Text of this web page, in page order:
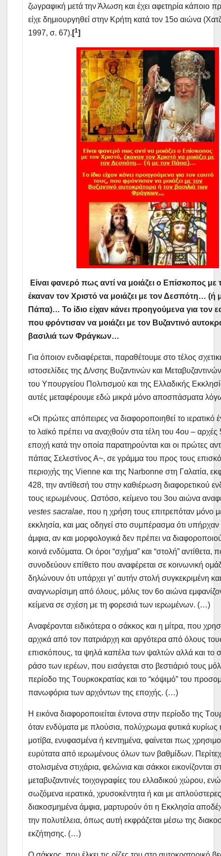
ζωγραφική μετά την Άλωση και έχει αφετηρία κάποιο
είχε δημιουργηθεί στην Κρήτη κατά τον 15ο αιώνα
1997, σ. 67). [1]
Είναι φανερό πως αντί να μοιάζει ο Επίσκοπος με
έκαναν τον Χριστό να μοιάζει με τον Δεσπότη… (ή
Πάπα)… Το ίδιο είχαν κάνει προηγούμενα για τον
που φρόντισαν να μοιάζει με τον Βυζαντινό
βασιλιά των Φράγκων…
Για όποιον ενδιαφέρεται, παραθέτουμε στο τέλος
ιστοσελίδες της Δ/νσης Βυζαντινών και
του Υπουργείου Πολιτισμού και της Ελλαδικής
αυτές μεταφέρουμε εδώ μικρά μόνο αποσπάσματα
«Oι πρώτες απόπειρες να διαφοροποιηθεί το ιερατικό
το λαϊκό πρέπει να αναχθούν στα τέλη του 4ου –
εποχή κατά την οποία παρατηρούνται και οι πρώτες
πάπας Σελεστίνος Α~, σε γράμμα του προς τους
περιοχής της Vienne και της Narbonne στη Γαλατία,
428, την αντίθεσή του στην καθιέρωση διαφορετικού
τους ιερωμένους. Ωστόσο, κείμενο του 3ου αιώνα
vestes sacralae, που η χρήση τους επιτρεπόταν μόνο
εκκλησία, και μας οδηγεί στο συμπέρασμα ότι υπήρχαν
άμφια, αν και μορφολογικά δεν πρέπει να
κοινά ενδύματα. Oι όροι “σχήμα” και “στολή” αντίθετα,
συνοδεύουν επίθετο που αναφέρεται σε κοινωνική
δηλώνουν ότι υπάρχει γι’ αυτήν στολή συγκεκριμένη
αναγνωρίσιμη από όλους, μόλις τον 6ο αιώνα
κείμενα σε σχέση με τη φορεσιά των ιερωμένων. (…)
Aναφέρονται ειδικότερα ο σάκκος και η μίτρα, που
αρχικά από τον πατριάρχη και αργότερα από όλους
επισκόπους, τα ψηλά καπέλα των ψαλτών αλλά και το
ράσο των ιερέων, που εισάγεται στο βεστιάριό τους
περίοδο της Tουρκοκρατίας και το “κόψιμό” του
πανωφόρια των αρχόντων της εποχής. (…)
H εικόνα διαφοροποιείται έντονα στην περίοδο της
όταν ενδύματα με πλούσια, πολύχρωμα φυτικά κυρίως
μοτίβα, ενυφασμένα ή κεντημένα, φαίνεται πως
ευρύτατα από ιερωμένους όλων των βαθμίδων.
στολισμένα στιχάρια, φελώνια και σάκκοι εικονίζονται
μεταβυζαντινές τοιχογραφίες του ελλαδικού χώρου,
σωζόμενα ιερατικά, χρυσοκέντητα ή και με απλούστερες
διακοσμημένα άμφια, μαρτυρούν ότι η Eκκλησία
την πολυτέλεια, όπως αυτή εκφράζεται μέσω της
εκζήτησης. (…)